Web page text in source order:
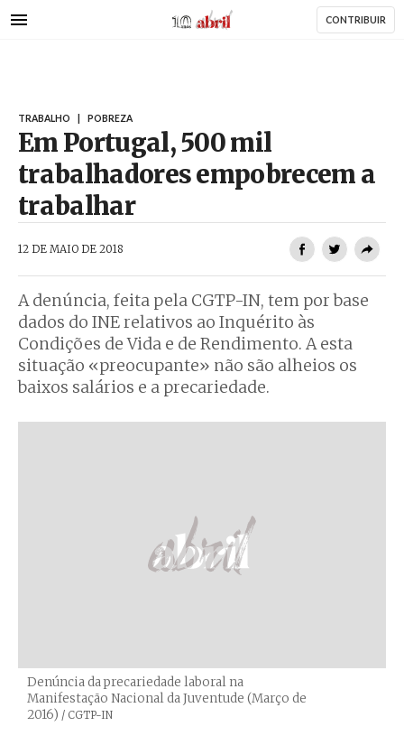
para
AbrilAbril CONTRIBUIR
TRABALHO POBREZA
Em Portugal, 500 mil
trabalhadores empobrecem a
trabalhar
12 DE MAIO DE 2018
A denúncia, feita pela CGTP-IN, tem por base
dados do INE relativos ao Inquérito às
Condições de Vida e de Rendimento. A esta
situação «preocupante» não são alheios os
baixos salários e a precariedade.
Denúncia da precariedade laboral na
Manifestação Nacional da Juventude (Março de
2016) Créditos
/ CGTP-IN